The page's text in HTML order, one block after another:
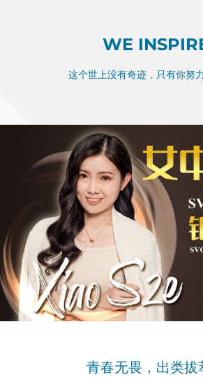
WE
这个世上没有奇迹，只有你努
青春无畏，出类拔